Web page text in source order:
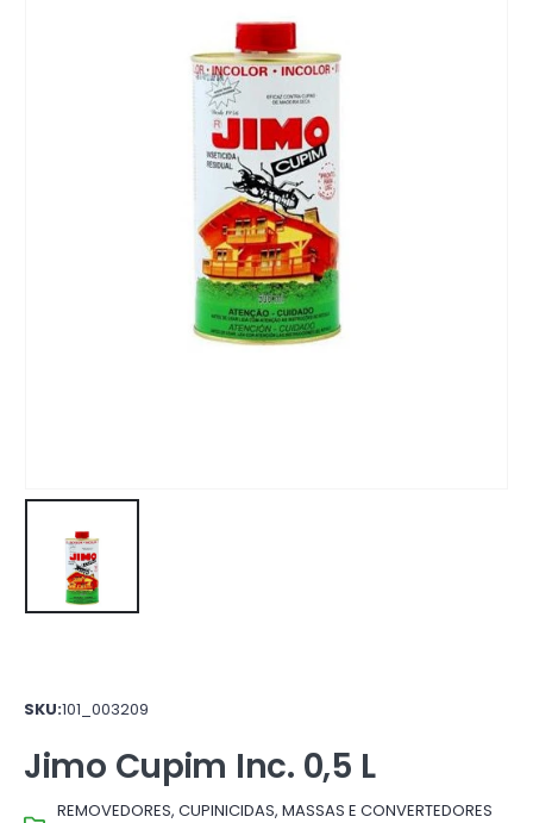
SKU:101_003209
Jimo Cupim Inc. 0,5 L
REMOVEDORES, CUPINICIDAS, MASSAS E CONVERTEDORES